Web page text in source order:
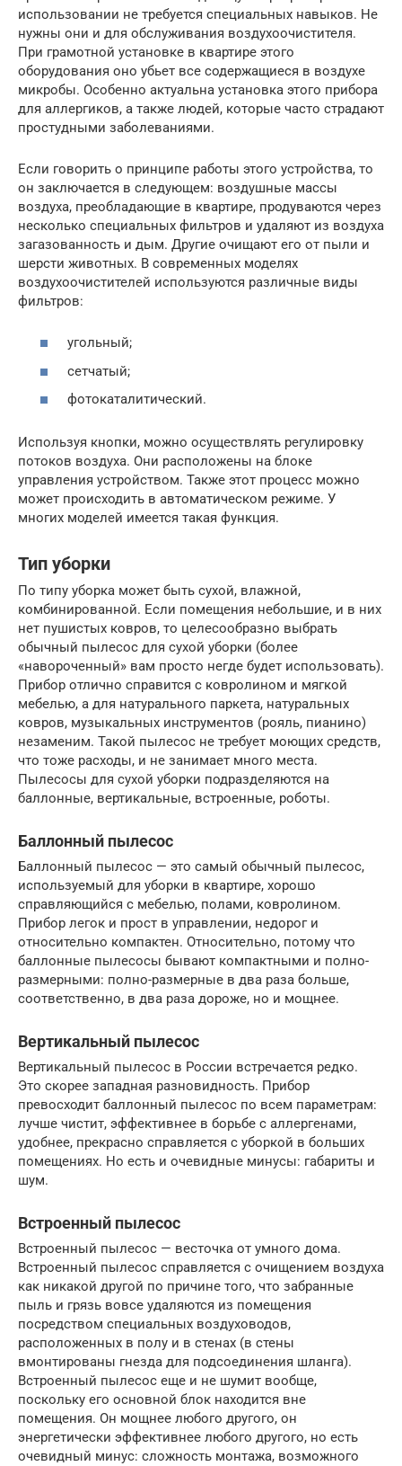
использовании не требуется специальных навыков. Не
нужны они и для обслуживания воздухоочистителя.
При грамотной установке в квартире этого
оборудования оно убьет все содержащиеся в воздухе
микробы. Особенно актуальна установка этого прибора
для аллергиков, а также людей, которые часто страдают
простудными заболеваниями.
Если говорить о принципе работы этого устройства, то
он заключается в следующем: воздушные массы
воздуха, преобладающие в квартире, продуваются через
несколько специальных фильтров и удаляют из воздуха
загазованность и дым. Другие очищают его от пыли и
шерсти животных. В современных моделях
воздухоочистителей используются различные виды
фильтров:
угольный;
сетчатый;
фотокаталитический.
Используя кнопки, можно осуществлять регулировку
потоков воздуха. Они расположены на блоке
управления устройством. Также этот процесс можно
может происходить в автоматическом режиме. У
многих моделей имеется такая функция.
Тип уборки
По типу уборка может быть сухой, влажной,
комбинированной. Если помещения небольшие, и в них
нет пушистых ковров, то целесообразно выбрать
обычный пылесос для сухой уборки (более
«навороченный» вам просто негде будет использовать).
Прибор отлично справится с ковролином и мягкой
мебелью, а для натурального паркета, натуральных
ковров, музыкальных инструментов (рояль, пианино)
незаменим. Такой пылесос не требует моющих средств,
что тоже расходы, и не занимает много места.
Пылесосы для сухой уборки подразделяются на
баллонные, вертикальные, встроенные, роботы.
Баллонный пылесос
Баллонный пылесос — это самый обычный пылесос,
используемый для уборки в квартире, хорошо
справляющийся с мебелью, полами, ковролином.
Прибор легок и прост в управлении, недорог и
относительно компактен. Относительно, потому что
баллонные пылесосы бывают компактными и полно-
размерными: полно-размерные в два раза больше,
соответственно, в два раза дороже, но и мощнее.
Вертикальный пылесос
Вертикальный пылесос в России встречается редко.
Это скорее западная разновидность. Прибор
превосходит баллонный пылесос по всем параметрам:
лучше чистит, эффективнее в борьбе с аллергенами,
удобнее, прекрасно справляется с уборкой в больших
помещениях. Но есть и очевидные минусы: габариты и
шум.
Встроенный пылесос
Встроенный пылесос — весточка от умного дома.
Встроенный пылесос справляется с очищением воздуха
как никакой другой по причине того, что забранные
пыль и грязь вовсе удаляются из помещения
посредством специальных воздуховодов,
расположенных в полу и в стенах (в стены
вмонтированы гнезда для подсоединения шланга).
Встроенный пылесос еще и не шумит вообще,
поскольку его основной блок находится вне
помещения. Он мощнее любого другого, он
энергетически эффективнее любого другого, но есть
очевидный минус: сложность монтажа, возможного